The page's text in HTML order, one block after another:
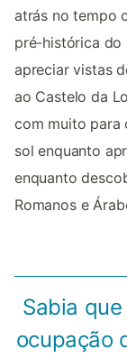
atrás no tempo
pré-histórica do
apreciar vistas
ao Castelo da
com muito para
sol enquanto
enquanto
Romanos e
Sabia
ocupação